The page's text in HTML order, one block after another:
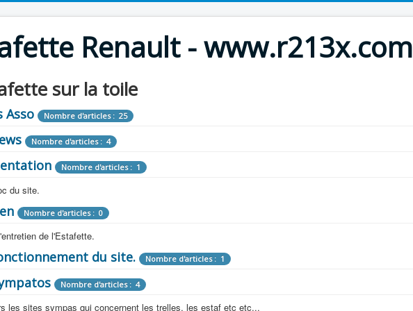
Renault - www.r213x.com
sur la toile
Asso Nombre d'articles : 25
Nombre d'articles : 4
Nombre d'articles : 1
du site.
de Presse Nombre d'articles : 9
articles que l'on a vu sur l'estafette !
Car Nombre d'articles : 3
doc sur les camping cars ou aménagements d'époque.
Nombre d'articles : 13
Nombre d'articles : 0
de l'Estafette.
Nombre d'articles : 0
Nombre d'articles : 14
Nombre d'articles : 0
du site. Nombre d'articles : 1
Nombre d'articles : 4
les sites sympas qui concernent les trelles, les estaf etc etc...